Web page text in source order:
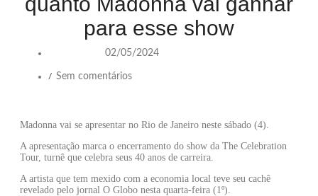
para esse show
02/05/2024
/ Sem comentários
Madonna vai se apresentar no Rio de Janeiro neste sábado (4).
A apresentação marca o encerramento do show da The Celebration
Tour, turnê que celebra seus 40 anos de carreira.
A artista que tem mexido com a economia local teve seu cachê
revelado pelo jornal O Globo nesta quarta-feira (1º).